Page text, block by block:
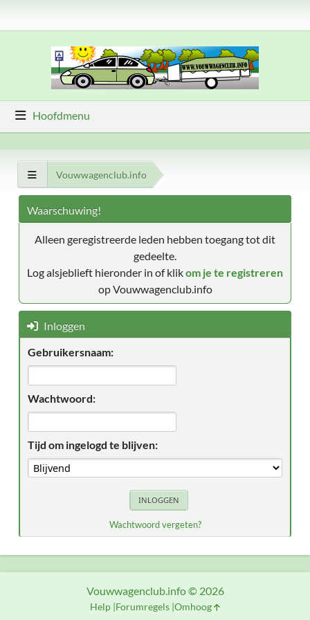
Hoofdmenu
Vouwwagenclub.info
Waarschuwing!
Alleen geregistreerde leden hebben toegang tot dit
gedeelte.
Log alsjeblieft hieronder in of klikom je te registreren
op Vouwwagenclub.info
Inloggen
Gebruikersnaam:
Wachtwoord:
Tijd om ingelogd te blijven:
Wachtwoord vergeten?
Vouwwagenclub.info © 2026
Help Forumregels Omhoog